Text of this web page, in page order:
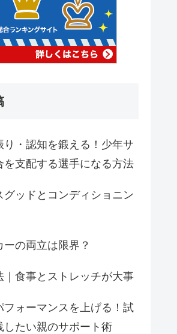
り・認知を鍛える！少年サ
を支配する選手になる方法
グッドとコンディショニン
の両立は限界？
｜食事とストレッチが大事
フォーマンスを上げる！試
したい親のサポート術